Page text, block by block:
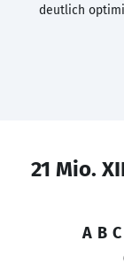
deutlich
21 Mio.
A B C